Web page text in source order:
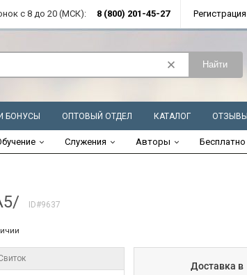
с 8 до 20 (МСК): 8 (800) 201-45-27 Регистрация
Найти
БОНУСЫ ОПТОВЫЙ ОТДЕЛ КАТАЛОГ ОТЗЫВЫ
Служения Авторы Бесплатно
ID#9637
Доставка в